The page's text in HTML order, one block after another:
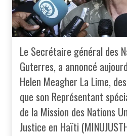
Le Secrétaire général des
Guterres, a annoncé
Helen Meagher La Lime,
que son Représentant
de la Mission des Nations
Justice en Haïti